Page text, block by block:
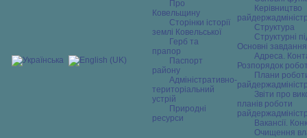
Про
Ковельщину
Сторінки історії
землі Ковельської
Герб та
прапор
Паспорт
району
Адміністративно-
територіальний
устрій
Природні
ресурси
Керівництво
Структура
Структурні
Основні завдання
Адреса.
Розпорядок
Плани
Звіти про
планів роботи
Вакансії.
Очищення